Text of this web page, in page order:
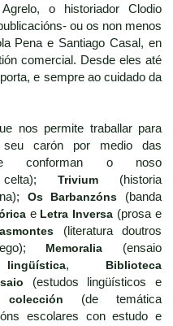
o historiador Clodio
ou os non menos
Pena e Santiago Casal, en
comercial. Desde eles até
e sempre ao cuidado da
nos permite traballar para
carón por medio das
conforman o noso
Trivium (historia
Os Barbanzóns (banda
e Letra Inversa (prosa e
(literatura doutros
Memoralia (ensaio
, Biblioteca
(estudos lingüísticos e
(de temática
escolares con estudo e